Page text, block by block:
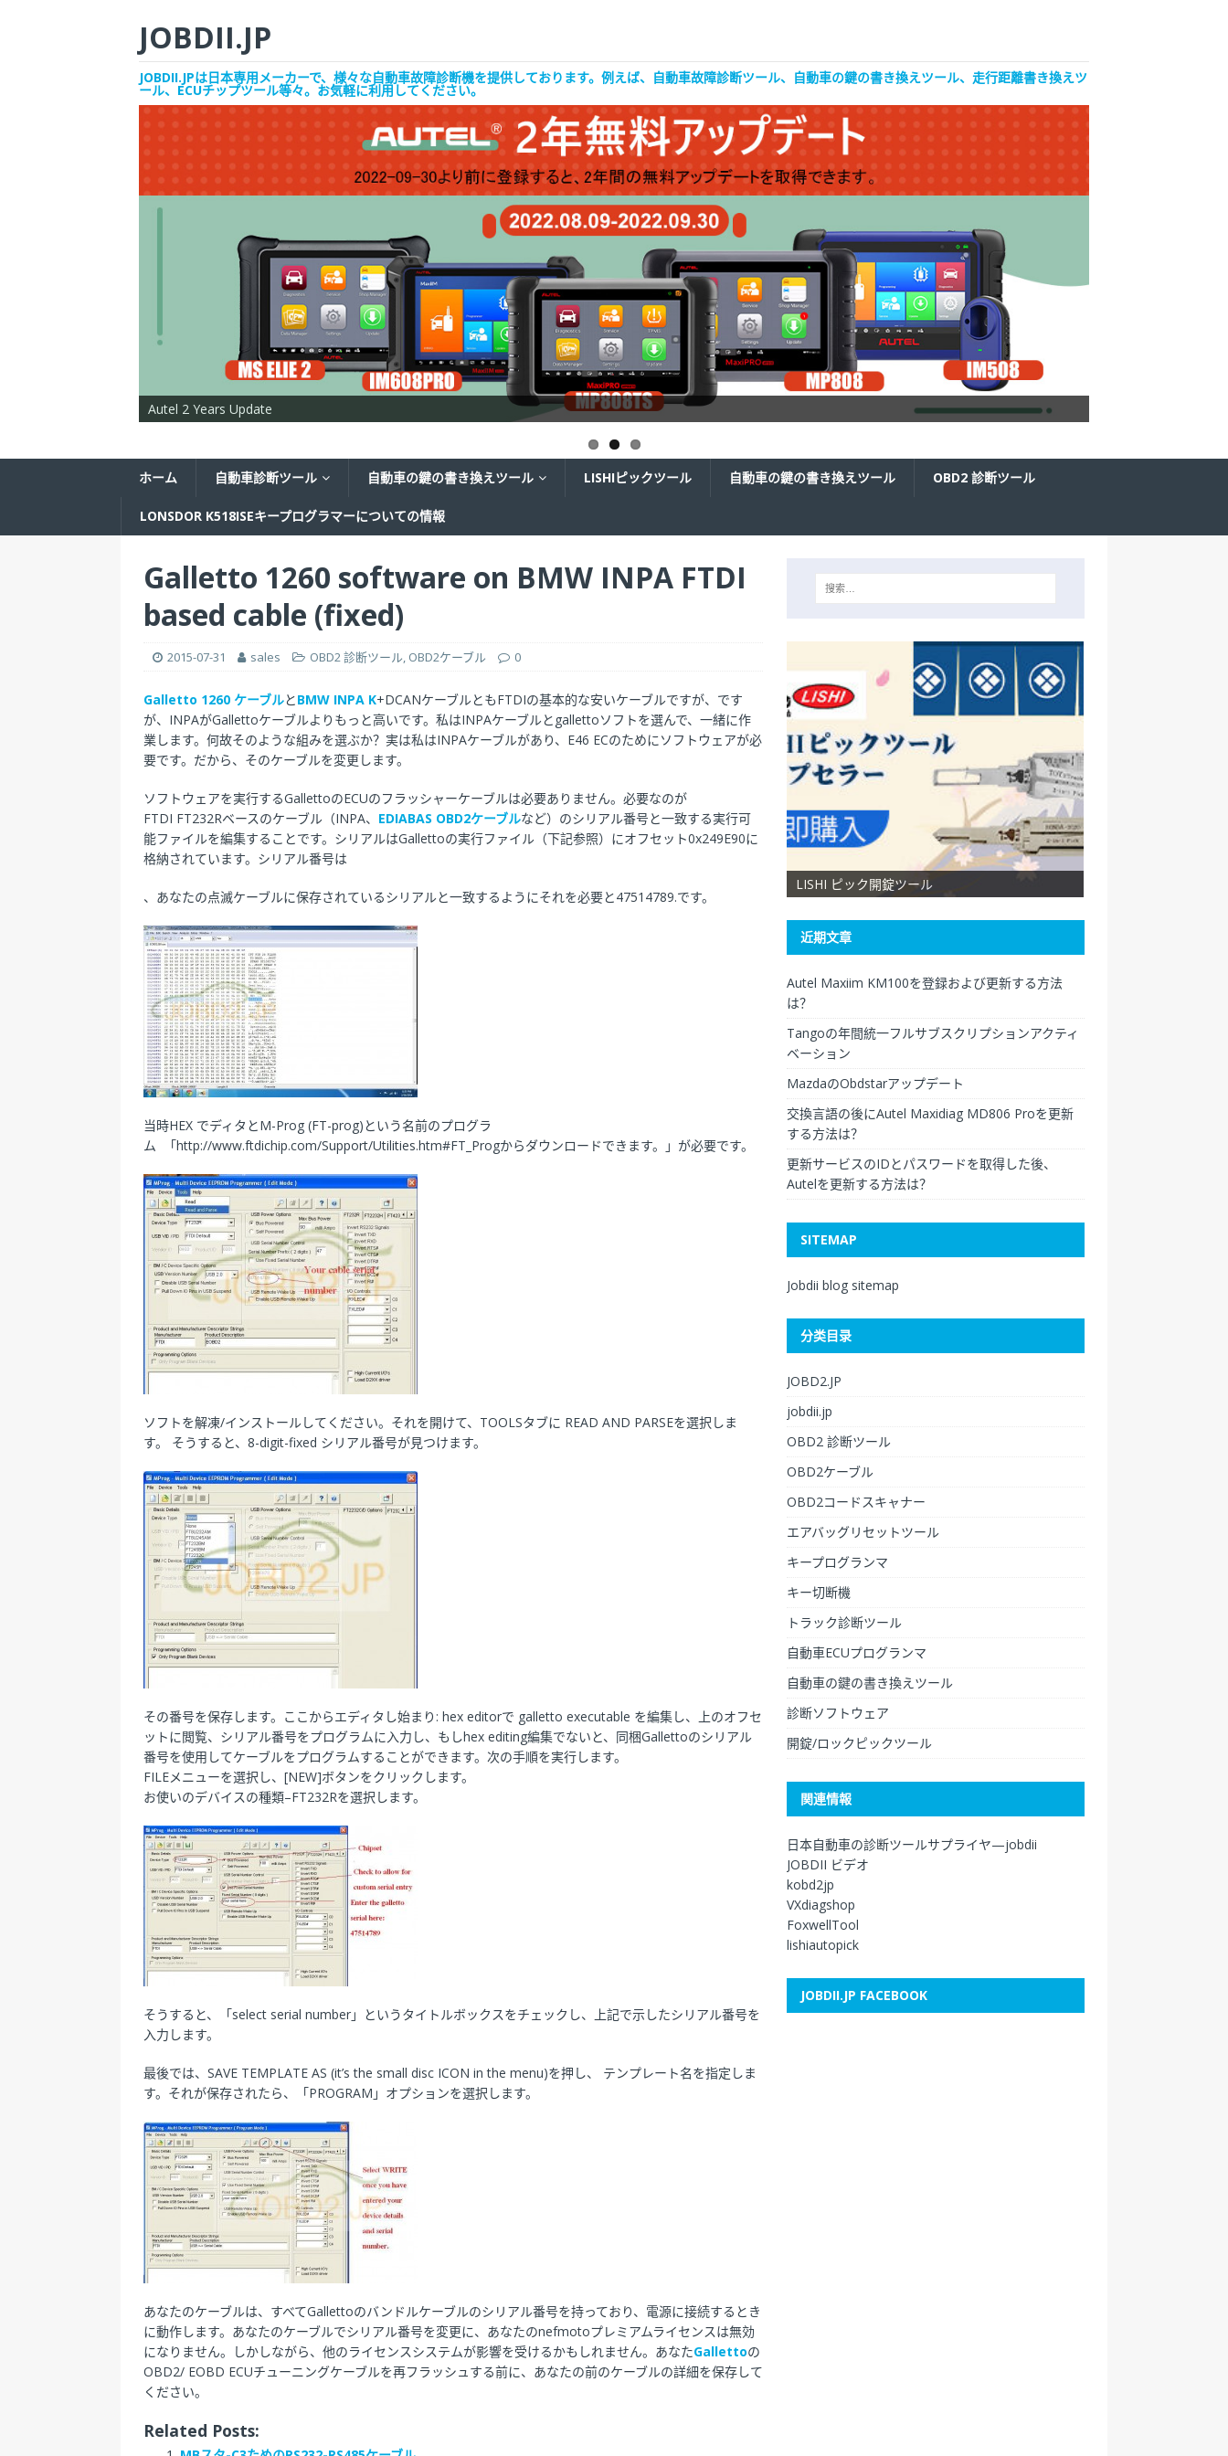
JOBDII.JP
JOBDII.JPは日本専用メーカーで、様々な自動車故障診断機を提供しております。例えば、自動車故障診断ツール、自動車の鍵の書き換えツール、走行距離書き換えツ
ール、ECUチップツール等々。お気軽に利用してください。
Autel 2 Years Update
ホーム 自動車診断ツール 自動車の鍵の書き換えツール LISHIピックツール 自動車の鍵の書き換えツール OBD2 診断ツール
LONSDOR K518ISEキープログラマーについての情報
Galletto 1260 software on BMW INPA FTDI
based cable (fixed)
2015-07-31 sales OBD2 診断ツール, OBD2ケーブル 0
Galletto 1260 ケーブルとBMW INPA K+DCANケーブルともFTDIの基本的な安いケーブルですが、です
が、INPAがGallettoケーブルよりもっと高いです。私はINPAケーブルとgallettoソフトを選んで、一緒に作
業します。何故そのような組みを選ぶか？実は私はINPAケーブルがあり、E46 ECのためにソフトウェアが必
要です。だから、そのケーブルを変更します。
ソフトウェアを実行するGallettoのECUのフラッシャーケーブルは必要ありません。必要なのが
FTDI FT232Rベースのケーブル（INPA、 EDIABAS OBD2ケーブルなど）のシリアル番号と一致する実行可
能ファイルを編集することです。シリアルはGallettoの実行ファイル（下記参照）にオフセット0x249E90に
格納されています。シリアル番号は
、あなたの点滅ケーブルに保存されているシリアルと一致するようにそれを必要と47514789.です。
当時HEX でディタとM-Prog (FT-prog)という名前のプログラ
ム 「http://www.ftdichip.com/Support/Utilities.htm#FT_Progからダウンロードできます。」が必要です。
ソフトを解凍/インストールしてください。それを開けて、TOOLSタブに READ AND PARSEを選択しま
す。 そうすると、8-digit-fixed シリアル番号が見つけます。
その番号を保存します。ここからエディタし始まり: hex editorで galletto executable を編集し、上のオフセ
ットに閲覧、シリアル番号をプログラムに入力し、もしhex editing編集でないと、同梱Gallettoのシリアル
番号を使用してケーブルをプログラムすることができます。次の手順を実行します。
FILEメニューを選択し、[NEW]ボタンをクリックします。
お使いのデバイスの種類–FT232Rを選択します。
そうすると、「select serial number」というタイトルボックスをチェックし、上記で示したシリアル番号を
入力します。
最後では、SAVE TEMPLATE AS (it’s the small disc ICON in the menu)を押し、 テンプレート名を指定しま
す。それが保存されたら、「PROGRAM」オプションを選択します。
あなたのケーブルは、すべてGallettoのバンドルケーブルのシリアル番号を持っており、電源に接続するとき
に動作します。あなたのケーブルでシリアル番号を変更に、あなたのnefmotoプレミアムライセンスは無効
になりません。しかしながら、他のライセンスシステムが影響を受けるかもしれません。あなたGallettoの
OBD2/ EOBD ECUチューニングケーブルを再フラッシュする前に、あなたの前のケーブルの詳細を保存して
ください。
Related Posts:
LISHI ピック開錠ツール
近期文章
Autel Maxiim KM100を登録および更新する方法
は？
Tangoの年間統一フルサブスクリプションアクティ
ベーション
MazdaのObdstarアップデート
交換言語の後にAutel Maxidiag MD806 Proを更新
する方法は？
更新サービスのIDとパスワードを取得した後、
Autelを更新する方法は？
SITEMAP
Jobdii blog sitemap
分类目录
JOBD2.JP
jobdii.jp
OBD2 診断ツール
OBD2ケーブル
OBD2コードスキャナー
エアバッグリセットツール
キープログランマ
キー切断機
トラック診断ツール
自動車ECUプログランマ
自動車の鍵の書き換えツール
診断ソフトウェア
開錠/ロックピックツール
関連情報
日本自動車の診断ツールサプライヤ—jobdii
JOBDII ビデオ
kobd2jp
VXdiagshop
FoxwellTool
lishiautopick
JOBDII.JP FACEBOOK